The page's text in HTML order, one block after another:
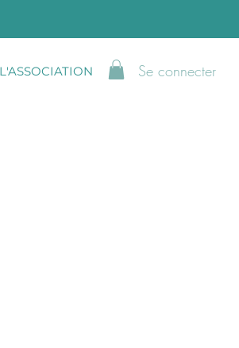
L'ASSOCIATION Se connecter